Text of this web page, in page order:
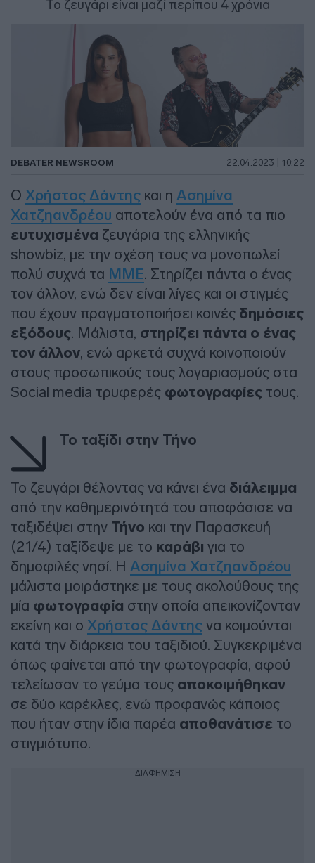
Το ζευγάρι είναι μαζί περίπου 4 χρόνια
DEBATER NEWSROOM 22.04.2023 | 10:22
Ο Χρήστος Δάντης και η Ασημίνα
Χατζηανδρέου αποτελούν ένα από τα πιο
ευτυχισμένα ζευγάρια της ελληνικής
showbiz, με την σχέση τους να μονοπωλεί
πολύ συχνά τα ΜΜΕ. Στηρίζει πάντα ο ένας
τον άλλον, ενώ δεν είναι λίγες και οι στιγμές
που έχουν πραγματοποιήσει κοινές δημόσιες
εξόδους. Μάλιστα, στηρίζει πάντα ο ένας
τον άλλον, ενώ αρκετά συχνά κοινοποιούν
στους προσωπικούς τους λογαριασμούς στα
Social media τρυφερές φωτογραφίες τους.
Το ταξίδι στην Τήνο
Το ζευγάρι θέλοντας να κάνει ένα διάλειμμα
από την καθημερινότητά του αποφάσισε να
ταξιδέψει στην Τήνο και την Παρασκευή
(21/4) ταξίδεψε με το καράβι για το
δημοφιλές νησί. Η Ασημίνα Χατζηανδρέου
μάλιστα μοιράστηκε με τους ακολούθους της
μία φωτογραφία στην οποία απεικονίζονταν
εκείνη και ο Χρήστος Δάντης να κοιμούνται
κατά την διάρκεια του ταξιδιού. Συγκεκριμένα
όπως φαίνεται από την φωτογραφία, αφού
τελείωσαν το γεύμα τους αποκοιμήθηκαν
σε δύο καρέκλες, ενώ προφανώς κάποιος
που ήταν στην ίδια παρέα αποθανάτισε το
στιγμιότυπο.
ΔΙΑΦΗΜΙΣΗ